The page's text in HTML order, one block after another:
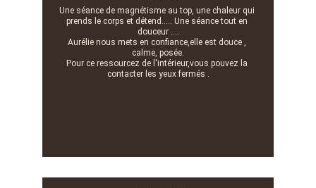
Une séance de magnétisme au top, une chaleur qui
prends le corps et détend..... Une séance tout en
douceur ....
Aurélie nous mets en confiance,elle est douce ,
calme, posée.
Pour ce ressourcez de l'intérieur,vous pouvez la
contacter les yeux fermés .